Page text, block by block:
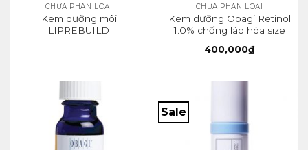
CHƯA PHÂN LOẠI
Kem dưỡng môi
LIPREBUILD
CHƯA PHÂN LOẠI
Kem dưỡng Obagi Retinol
1.0% chống lão hóa size
400,000₫
Sale